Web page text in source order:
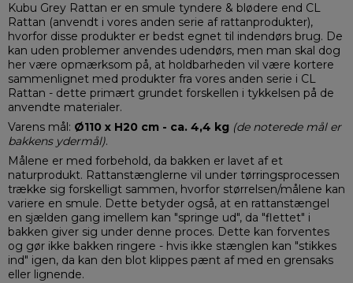
Kubu Grey Rattan er en smule tyndere & blødere end CL
Rattan (anvendt i vores anden serie af rattanprodukter),
hvorfor disse produkter er bedst egnet til indendørs brug. De
kan uden problemer anvendes udendørs, men man skal dog
her være opmærksom på, at holdbarheden vil være kortere
sammenlignet med produkter fra vores anden serie i CL
Rattan - dette primært grundet forskellen i tykkelsen på de
anvendte materialer.
Varens mål: Ø110 x H20 cm - ca. 4,4 kg (de noterede mål er
bakkens ydermål).
Målene er med forbehold, da bakken er lavet af et
naturprodukt. Rattanstænglerne vil under tørringsprocessen
trække sig forskelligt sammen, hvorfor størrelsen/målene kan
variere en smule. Dette betyder også, at en rattanstængel
en sjælden gang imellem kan "springe ud", da "flettet" i
bakken giver sig under denne proces. Dette kan forventes
og gør ikke bakken ringere - hvis ikke stænglen kan "stikkes
ind" igen, da kan den blot klippes pænt af med en grensaks
eller lignende.